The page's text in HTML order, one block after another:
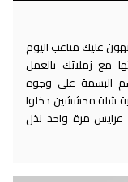
عليك متاعب اليوم
مع زملائك بالعمل
البسمة على وجوه
شلة محششين دخلوا
مرة واحد نذل